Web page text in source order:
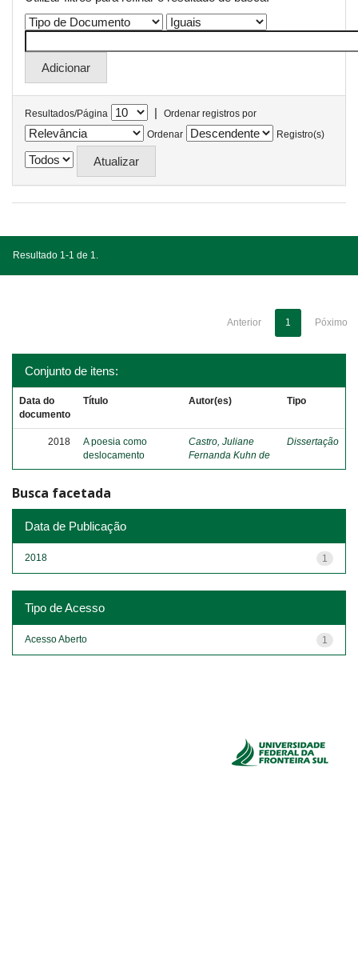
Resultados/Página |
Ordenar registros por
Ordenar
Registro(s)
Resultado 1-1 de 1.
Anterior 1 Póximo
Conjunto de itens:
Data do
documento
Título Autor(es) Tipo
2018
A poesia como
deslocamento
Castro, Juliane
Fernanda Kuhn de
Dissertação
Busca facetada
Data de Publicação
1
2018
Tipo de Acesso
1
Acesso Aberto